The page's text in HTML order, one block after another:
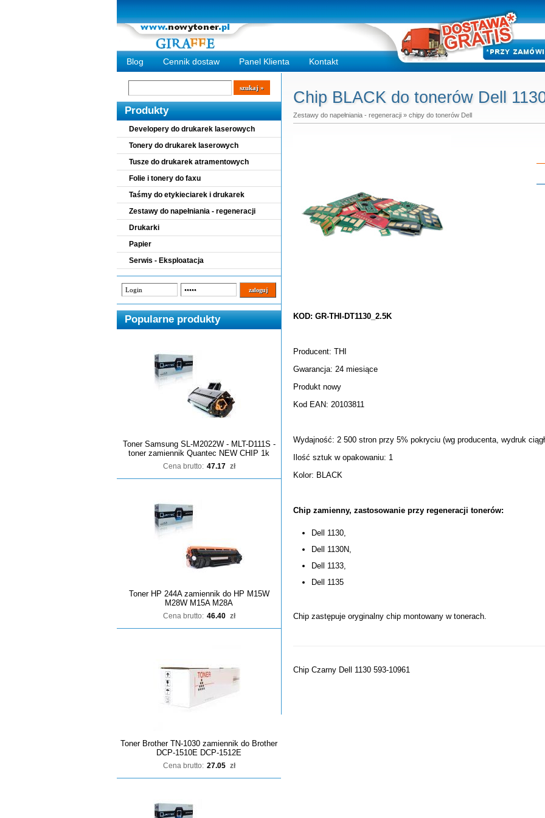
Blog Cennik dostaw Panel Klienta Kontakt
Wyszukiwarka
szukaj
Produkty
Developery do drukarek laserowych
Tonery do drukarek laserowych
Tusze do drukarek atramentowych
Folie i tonery do faxu
Taśmy do etykieciarek i drukarek
Zestawy do napełniania - regeneracji
Drukarki
Papier
Serwis - Eksploatacja
Popularne produkty
Toner Samsung SL-M2022W - MLT-D111S -
toner zamiennik Quantec NEW CHIP 1k
Cena brutto: 47.17 zł
Toner HP 244A zamiennik do HP M15W
M28W M15A M28A
Cena brutto: 46.40 zł
Toner Brother TN-1030 zamiennik do Brother
DCP-1510E DCP-1512E
Cena brutto: 27.05 zł
Chip BLACK do tonerów Dell
Zestawy do napełniania - regeneracji » chipy do tonerów Dell
KOD: GR-THI-DT1130_2.5K
Producent: THI
Gwarancja: 24 miesiące
Produkt nowy
Kod EAN: 20103811
Wydajność: 2 500 stron przy 5% pokryciu (wg producenta, wydruk
Ilość sztuk w opakowaniu: 1
Kolor: BLACK
Chip zamienny, zastosowanie przy regeneracji tonerów:
Dell 1130,
Dell 1130N,
Dell 1133,
Dell 1135
Chip zastępuje oryginalny chip montowany w tonerach.
Chip Czarny Dell 1130 593-10961